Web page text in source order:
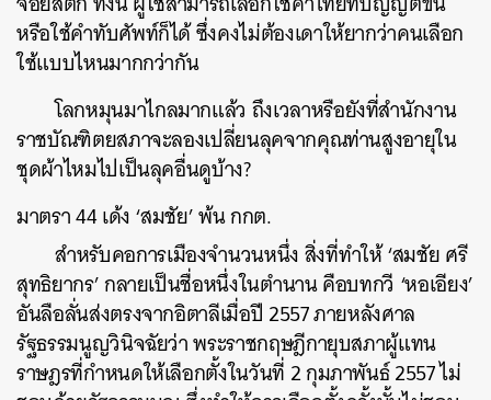
หรือใช้คำทับศัพท์ก็ได้ ซึ่งคงไม่ต้องเดาให้ยากว่าคนเลือก
ใช้แบบไหนมากกว่ากัน
โลกหมุนมาไกลมากแล้ว ถึงเวลาหรือยังที่สำนักงาน
ราชบัณฑิตยสภาจะลองเปลี่ยนลุคจากคุณท่านสูงอายุใน
ชุดผ้าไหมไปเป็นลุคอื่นดูบ้าง?
มาตรา 44 เด้ง ‘สมชัย’ พ้น กกต.
สำหรับคอการเมืองจำนวนหนึ่ง สิ่งที่ทำให้ ‘สมชัย ศรี
สุทธิยากร’ กลายเป็นชื่อหนึ่งในตำนาน คือบทกวี ‘หอเอียง’
อันลือลั่นส่งตรงจากอิตาลีเมื่อปี 2557 ภายหลังศาล
รัฐธรรมนูญวินิจฉัยว่า พระราชกฤษฎีกายุบสภาผู้แทน
ราษฎรที่กำหนดให้เลือกตั้งในวันที่ 2 กุมภาพันธ์ 2557 ไม่